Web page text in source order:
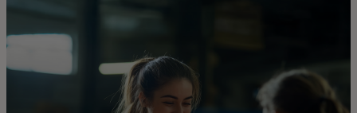
მსოფლიოსთვის
ინოვატორებისთვის